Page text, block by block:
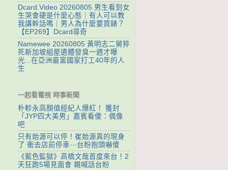
Dcard.Video 20260805 男生看到女
生哭會硬是什麼心態｜有人可以教
我講幹話嗎｜男人為什麼要買錶？
【EP269】Dcard尋奇
Namewee 20260805 黃明志二舅猝
死新加坡組屋遺體發臭一週才曝
光...在亞洲最富國家打工40年的人
生
一起看電視 時事新聞
朴軫永高顏值經紀人爆紅！ 獲封
「JYP四大美男」嘉賓看傻：偶像
吧
只有始源可以停！崔始源真的現身
了 衝去店前停車⋯台粉抱頭嚇傻
《藍色監獄》高橋文哉首度來台！2
天狂跑5場見面會 親喊話台粉